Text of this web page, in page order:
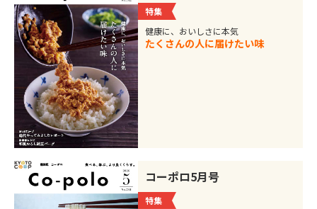
特集
健康に、おいしさに本気
たくさんの人に届けたい味
コーポロ5月号
特集